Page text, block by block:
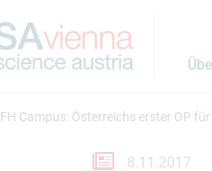
FH Campus: Österreichs erster OP
8.11.2017